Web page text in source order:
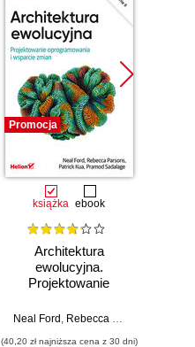
Promocja
książka ebook
Architektura
ewolucyjna.
Projektowanie
wsparcie zmian.
Neal Ford Rebecca Parsons
(40,20 zł najniższa cena z 30 dni)